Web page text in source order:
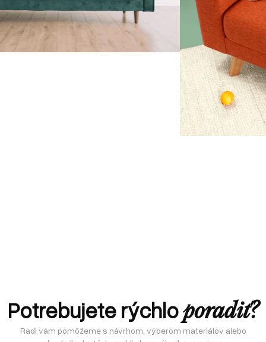
Potrebujete rýchloporadiť?
Radi vám pomôžeme s návrhom, výberom materiálov alebo